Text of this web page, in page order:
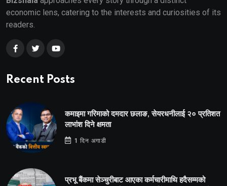
economic lens, catering to the interests and curiosities of its
readers.
Recent Posts
कमाइमा गरिमाको दमदार छलाङ, सेयरधनीलाई २० प्रतिशत
लाभांश दिने क्षमता
1 दिन अगाडी
प्रभू बैंकमा सेञ्चुरीबाट आएका कर्मचारीमाथि हदैसम्मको